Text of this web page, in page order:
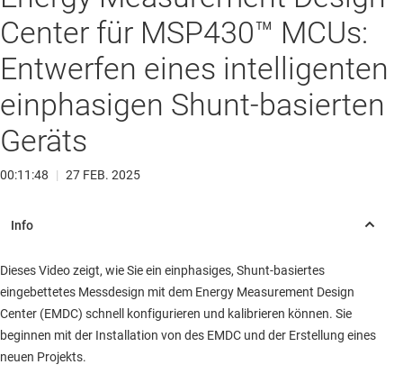
Center für MSP430™ MCUs:
Entwerfen eines intelligenten
einphasigen Shunt-basierten
Geräts
00:11:48 | 27 FEB. 2025
Dieses Video zeigt, wie Sie ein einphasiges, Shunt-basiertes
eingebettetes Messdesign mit dem Energy Measurement Design
Center (EMDC) schnell konfigurieren und kalibrieren können. Sie
beginnen mit der Installation von des EMDC und der Erstellung eines
neuen Projekts.